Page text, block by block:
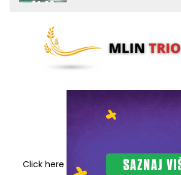
Click here